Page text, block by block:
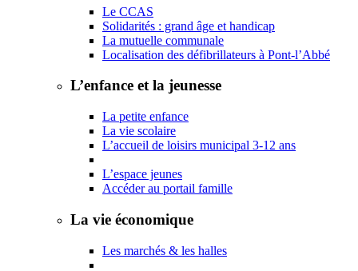
Le CCAS
Solidarités : grand âge et handicap
La mutuelle communale
Localisation des défibrillateurs à Pont-l’Abbé
L’enfance et la jeunesse
La petite enfance
La vie scolaire
L’accueil de loisirs municipal 3-12 ans
L’espace jeunes
Accéder au portail famille
La vie économique
Les marchés & les halles